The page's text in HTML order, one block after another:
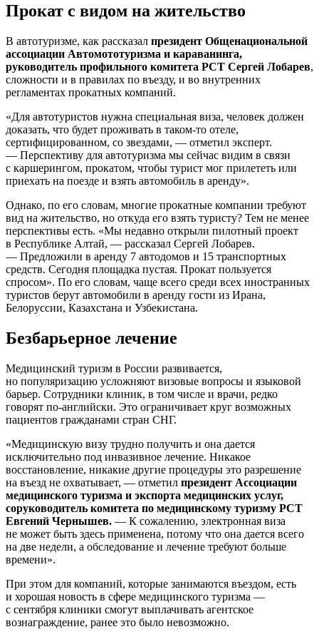
Прокат с видом на жительство
В автотуризме, как рассказал президент Общенациональной
ассоциации Автомототуризма и караванинга,
руководитель профильного комитета РСТ Сергей Лобарев,
сложности и в правилах по въезду, и во внутренних
регламентах прокатных компаний.
«Для автотуристов нужна специальная виза, человек должен
доказать, что будет проживать в таком-то отеле,
сертифицированном, со звездами, — отметил эксперт.
— Перспективу для автотуризма мы сейчас видим в связи
с каршерингом, прокатом, чтобы турист мог прилететь или
приехать на поезде и взять автомобиль в аренду».
Однако, по его словам, многие прокатные компании требуют
вид на жительство, но откуда его взять туристу? Тем не менее
перспективы есть. «Мы недавно открыли пилотный проект
в Республике Алтай, — рассказал Сергей Лобарев.
— Предложили в аренду 7 автодомов и 15 транспортных
средств. Сегодня площадка пустая. Прокат пользуется
спросом». По его словам, чаще всего среди всех иностранных
туристов берут автомобили в аренду гости из Ирана,
Белоруссии, Казахстана и Узбекистана.
Безбарьерное лечение
Медицинский туризм в России развивается,
но популяризацию усложняют визовые вопросы и языковой
барьер. Сотрудники клиник, в том числе и врачи, редко
говорят по-английски. Это ограничивает круг возможных
пациентов гражданами стран СНГ.
«Медицинскую визу трудно получить и она дается
исключительно под инвазивное лечение. Никакое
восстановление, никакие другие процедуры это разрешение
на въезд не охватывает, — отметил президент Ассоциации
медицинского туризма и экспорта медицинских услуг,
соруководитель комитета по медицинскому туризму РСТ
Евгений Чернышев. — К сожалению, электронная виза
не может быть здесь применена, потому что она дается всего
на две недели, а обследование и лечение требуют больше
времени».
При этом для компаний, которые занимаются въездом, есть
и хорошая новость в сфере медицинского туризма —
с сентября клиники смогут выплачивать агентское
вознаграждение, ранее это было невозможно.